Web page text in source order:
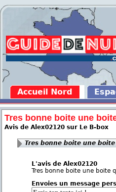
Accueil Nord
Tres bonne boite une
Avis de Alex02120 sur Le B-box
Tres bonne boite une
L'avis de Alex02120
Tres bonne boite une boite
Envoies un message